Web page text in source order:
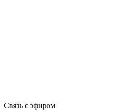
Связь с эфиром